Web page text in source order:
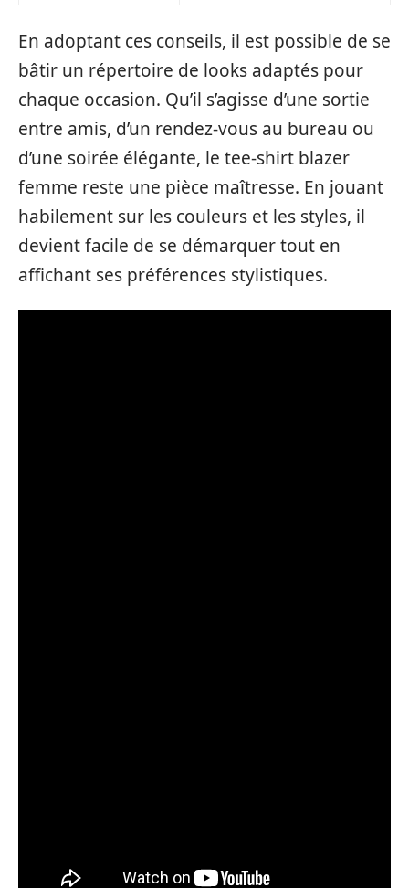
En adoptant ces conseils, il est possible de se
bâtir un répertoire de looks adaptés pour
chaque occasion. Qu’il s’agisse d’une sortie
entre amis, d’un rendez-vous au bureau ou
d’une soirée élégante, le tee-shirt blazer
femme reste une pièce maîtresse. En jouant
habilement sur les couleurs et les styles, il
devient facile de se démarquer tout en
affichant ses préférences stylistiques.